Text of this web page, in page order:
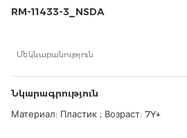
RM-11433-3_NSDA
Մեկնաբանություն
Նկարագրություն
Материал: Пластик ; Возраст: 7Y+